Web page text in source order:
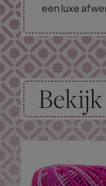
een luxe